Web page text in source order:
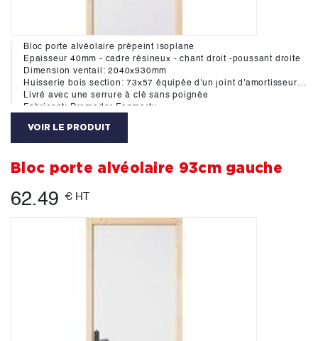
Bloc porte alvéolaire prépeint isoplane
Epaisseur 40mm - cadre résineux - chant droit -poussant droite
Dimension ventail: 2040x930mm
Huisserie bois section: 73x57 équipée d'un joint d'amortisseur hautement durable aux cycles d'ouverture-fermeture des portes. Ce systéme assure une réduction importante du bruit de claquement des portes de 7 dB(A)
Livré avec une serrure à clé sans poignée
Fabricant: Premador Fonmarty
VOIR LE PRODUIT
Bloc porte alvéolaire 93cm gauche
62.49 € HT